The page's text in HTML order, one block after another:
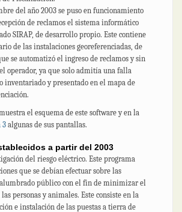
del año 2003 se puso en funcionamiento
de reclamos el sistema informático
SIRAP, de desarrollo propio. Este contiene
de las instalaciones georeferenciadas, de
se automatizó el ingreso de reclamos y sin
operador, ya que solo admitía una falla
inventariado y presentado en el mapa de
el esquema de este software y en la
3algunas de sus pantallas.
a partir del 2003
del riesgo eléctrico. Este programa
que se debían efectuar sobre las
público con el fin de minimizar el
personas y animales. Este consiste en la
e instalación de las puestas a tierra de